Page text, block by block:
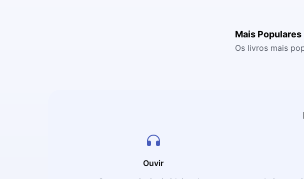
Mais Populares
Os livros mais
Ouvir